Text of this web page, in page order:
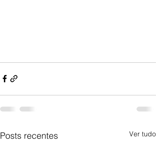
Posts recentes Ver tudo